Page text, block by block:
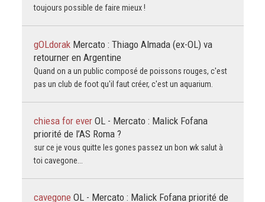
toujours possible de faire mieux !
gOLdorak Mercato : Thiago Almada (ex-OL) va
retourner en Argentine
Quand on a un public composé de poissons rouges, c'est
pas un club de foot qu'il faut créer, c'est un aquarium.
chiesa for ever OL - Mercato : Malick Fofana
priorité de l’AS Roma ?
sur ce je vous quitte les gones passez un bon wk salut à
toi cavegone...
cavegone OL - Mercato : Malick Fofana priorité de